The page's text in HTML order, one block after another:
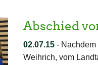
Abschied
02.07.15-
Weihrich, vom